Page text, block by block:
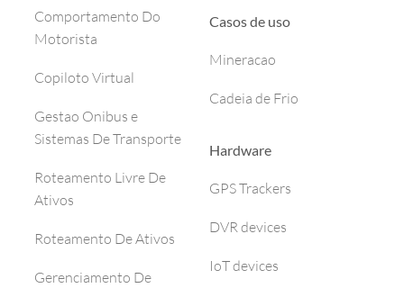
Comportamento Do
Motorista
Copiloto Virtual
Gestao Onibus e
Sistemas De Transporte
Roteamento Livre De
Ativos
Roteamento De Ativos
Gerenciamento De
Casos de uso
Mineracao
Cadeia de Frio
Hardware
GPS Trackers
DVR devices
IoT devices